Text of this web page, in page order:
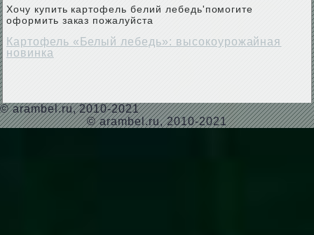
Хочу купить картофель белий лебедь'помогите
оформить заказ пожалуйста
Картофель «Белый лебедь»: высокоурожайная
новинка
© arambel.ru, 2010-2021
© arambel.ru, 2010-2021